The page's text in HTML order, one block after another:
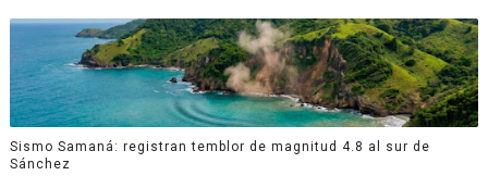
Sismo Samaná: registran temblor de magnitud 4.8 al sur de
Sánchez